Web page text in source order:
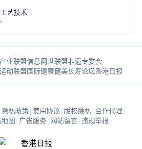
艺技术
业联盟信息网世联盟非遗专委会
动联盟国际健康健美长寿论坛香港日报
隐私政策| 使用协议 | 版权隐私 | 合作代理 |
图 | 广告服务| 网站留言| 违规举报